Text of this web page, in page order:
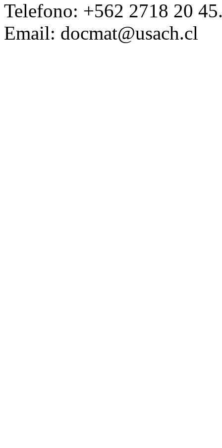
Telefono: +562 2718 20
Email: docmat@usach.cl